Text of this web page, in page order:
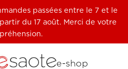
passées entre le 7 et le
du 17 août. Merci de votre
e-shop